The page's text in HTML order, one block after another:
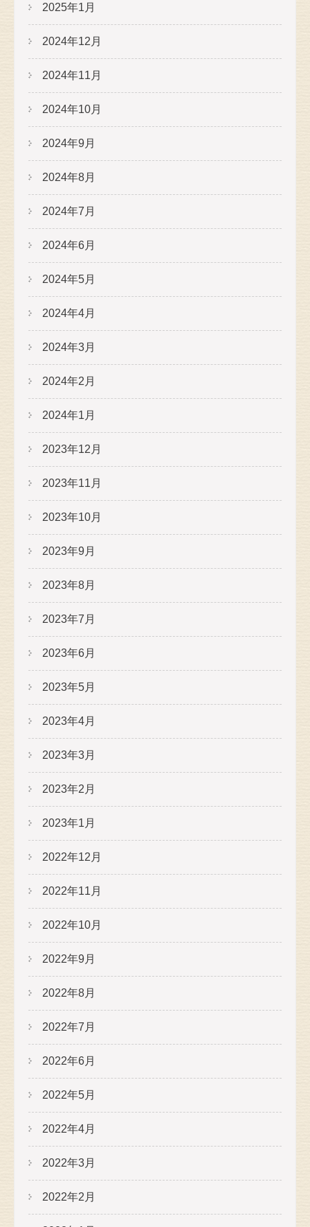
2025年1月
2024年12月
2024年11月
2024年10月
2024年9月
2024年8月
2024年7月
2024年6月
2024年5月
2024年4月
2024年3月
2024年2月
2024年1月
2023年12月
2023年11月
2023年10月
2023年9月
2023年8月
2023年7月
2023年6月
2023年5月
2023年4月
2023年3月
2023年2月
2023年1月
2022年12月
2022年11月
2022年10月
2022年9月
2022年8月
2022年7月
2022年6月
2022年5月
2022年4月
2022年3月
2022年2月